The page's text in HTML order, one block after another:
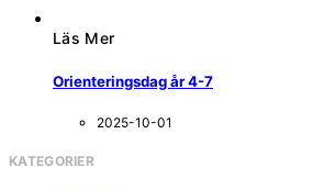
Läs Mer
Orienteringsdag år 4-7
2025-10-01
KATEGORIER